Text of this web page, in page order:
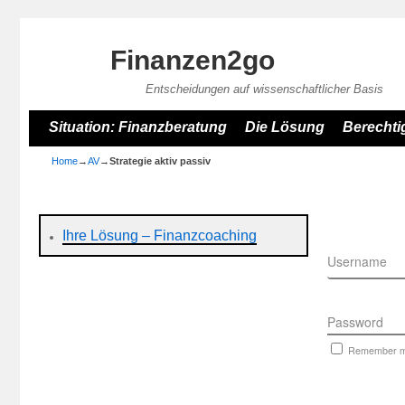
Finanzen2go
Entscheidungen auf wissenschaftlicher Basis
Situation: Finanzberatung Die Lösung
Home→AV→Strategie aktiv passiv
Ihre Lösung – Finanzcoaching
Username
Password
Remember